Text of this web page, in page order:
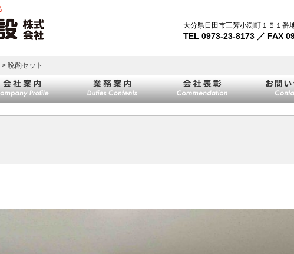
大分県日田市三芳小渕町１５１番
TEL 0973-23-8173 ／ FAX
> 晩酌セット